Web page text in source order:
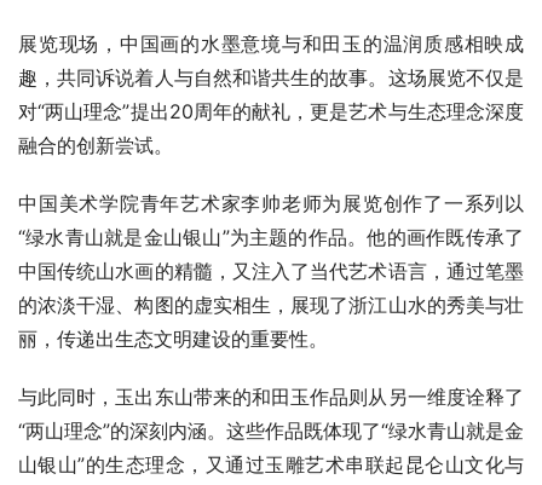
展览现场，中国画的水墨意境与和田玉的温润质感相映成
趣，共同诉说着人与自然和谐共生的故事。这场展览不仅是
对“两山理念”提出20周年的献礼，更是艺术与生态理念深度
融合的创新尝试。
中国美术学院青年艺术家李帅老师为展览创作了一系列以
“绿水青山就是金山银山”为主题的作品。他的画作既传承了
中国传统山水画的精髓，又注入了当代艺术语言，通过笔墨
的浓淡干湿、构图的虚实相生，展现了浙江山水的秀美与壮
丽，传递出生态文明建设的重要性。
与此同时，玉出东山带来的和田玉作品则从另一维度诠释了
“两山理念”的深刻内涵。这些作品既体现了“绿水青山就是金
山银山”的生态理念，又通过玉雕艺术串联起昆仑山文化与